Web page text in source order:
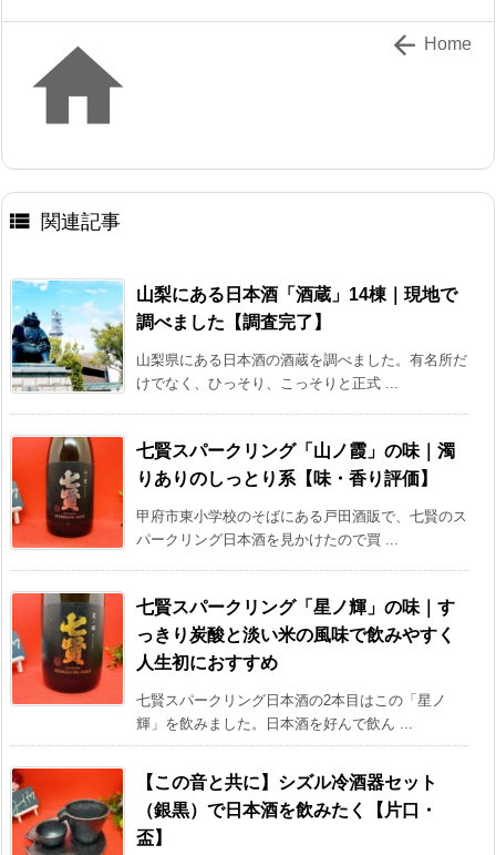
  Home
 関連記事
山梨にある日本酒「酒蔵」14棟｜現地で
調べました【調査完了】
山梨県にある日本酒の酒蔵を調べました。有名所だ
けでなく、ひっそり、こっそりと正式 ...
七賢スパークリング「山ノ霞」の味｜濁
りありのしっとり系【味・香り評価】
甲府市東小学校のそばにある戸田酒販で、七賢のス
パークリング日本酒を見かけたので買 ...
七賢スパークリング「星ノ輝」の味｜す
っきり炭酸と淡い米の風味で飲みやすく
人生初におすすめ
七賢スパークリング日本酒の2本目はこの「星ノ
輝」を飲みました。日本酒を好んで飲ん ...
【この音と共に】シズル冷酒器セット
（銀黒）で日本酒を飲みたく【片口・
盃】